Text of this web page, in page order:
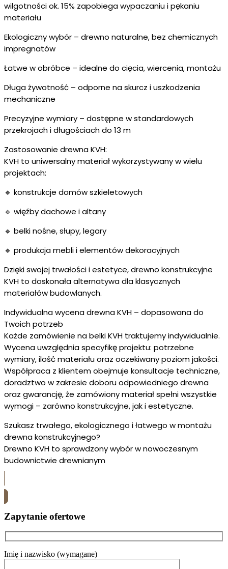
wilgotności ok. 15% zapobiega wypaczaniu i pękaniu
materiału
Ekologiczny wybór – drewno naturalne, bez chemicznych
impregnatów
Łatwe w obróbce – idealne do cięcia, wiercenia, montażu
Długa żywotność – odporne na skurcz i uszkodzenia
mechaniczne
Precyzyjne wymiary – dostępne w standardowych
przekrojach i długościach do 13 m
Zastosowanie drewna KVH:
KVH to uniwersalny materiał wykorzystywany w wielu
projektach:
🔹 konstrukcje domów szkieletowych
🔹 więźby dachowe i altany
🔹 belki nośne, słupy, legary
🔹 produkcja mebli i elementów dekoracyjnych
Dzięki swojej trwałości i estetyce, drewno konstrukcyjne
KVH to doskonała alternatywa dla klasycznych
materiałów budowlanych.
Indywidualna wycena drewna KVH – dopasowana do
Twoich potrzeb
Każde zamówienie na belki KVH traktujemy indywidualnie.
Wycena uwzględnia specyfikę projektu: potrzebne
wymiary, ilość materiału oraz oczekiwany poziom jakości.
Współpraca z klientem obejmuje konsultacje techniczne,
doradztwo w zakresie doboru odpowiedniego drewna
oraz gwarancję, że zamówiony materiał spełni wszystkie
wymogi – zarówno konstrukcyjne, jak i estetyczne.
Szukasz trwałego, ekologicznego i łatwego w montażu
drewna konstrukcyjnego?
Drewno KVH to sprawdzony wybór w nowoczesnym
budownictwie drewnianym
Zapytanie ofertowe
Imię i nazwisko (wymagane)